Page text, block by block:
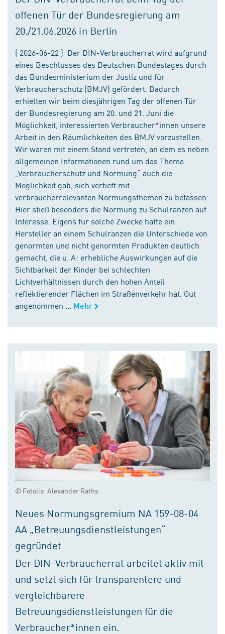
offenen Tür der Bundesregierung am
20./21.06.2026 in Berlin
( 2026-06-22 ) Der DIN-Verbraucherrat wird aufgrund
eines Beschlusses des Deutschen Bundestages durch
das Bundesministerium der Justiz und für
Verbraucherschutz (BMJV) gefördert. Dadurch
erhielten wir beim diesjährigen Tag der offenen Tür
der Bundesregierung am 20. und 21. Juni die
Möglichkeit, interessierten Verbraucher*innen unsere
Arbeit in den Räumlichkeiten des BMJV vorzustellen.
Wir waren mit einem Stand vertreten, an dem es neben
allgemeinen Informationen rund um das Thema
„Verbraucherschutz und Normung“ auch die
Möglichkeit gab, sich vertieft mit
verbraucherrelevanten Normungsthemen zu befassen.
Hier stieß besonders die Normung zu Schulranzen auf
Interesse. Eigens für solche Zwecke hatte ein
Hersteller an einem Schulranzen die Unterschiede von
genormten und nicht genormten Produkten deutlich
gemacht, die u. A: erhebliche Auswirkungen auf die
Sichtbarkeit der Kinder bei schlechten
Lichtverhältnissen durch den hohen Anteil
reflektierender Flächen im Straßenverkehr hat. Gut
angenommen ...
Mehr
© Fotolia: Alexander Raths
Neues Normungsgremium NA 159-08-04
AA „Betreuungsdienstleistungen“
gegründet
Der DIN-Verbraucherrat arbeitet aktiv mit
und setzt sich für transparentere und
vergleichbarere
Betreuungsdienstleistungen für die
Verbraucher*innen ein.